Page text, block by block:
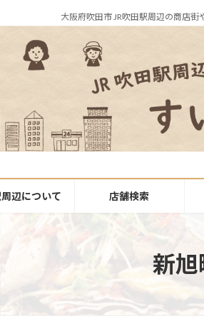
大阪府吹田市 JR吹田駅周辺の商店
辺について 店舗検索
新